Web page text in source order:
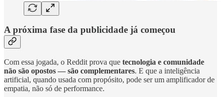
A próxima fase da publicidade já começou
Com essa jogada, o Reddit prova que tecnologia e comunidade
não são opostos — são complementares. E que a inteligência
artificial, quando usada com propósito, pode ser um amplificador de
empatia, não só de performance.